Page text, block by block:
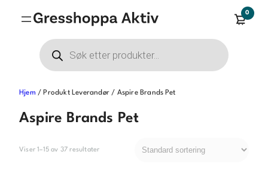
0
Products
search
Hjem / Produkt Leverandør / Aspire Brands Pet
Aspire Brands Pet
Viser 1–15 av 37 resultater